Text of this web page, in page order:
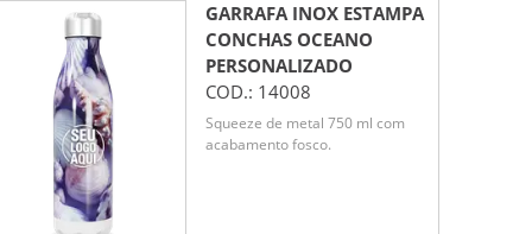
GARRAFA INOX ESTAMPA
CONCHAS OCEANO
PERSONALIZADO
COD.: 14008
Squeeze de metal 750 ml com
acabamento fosco.